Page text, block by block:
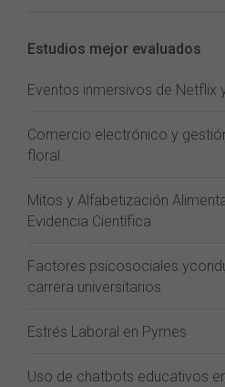
Estudios mejor evaluados
Eventos inmersivos de Netflix
Comercio electrónico y
floral
Mitos y Alfabetización
Evidencia Científica
Factores psicosociales
carrera universitarios
Estrés Laboral en Pymes
Uso de chatbots educativos